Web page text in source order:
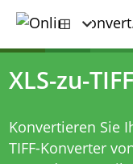
XLS-zu-
Konvertieren Sie
TIFF-Konverter